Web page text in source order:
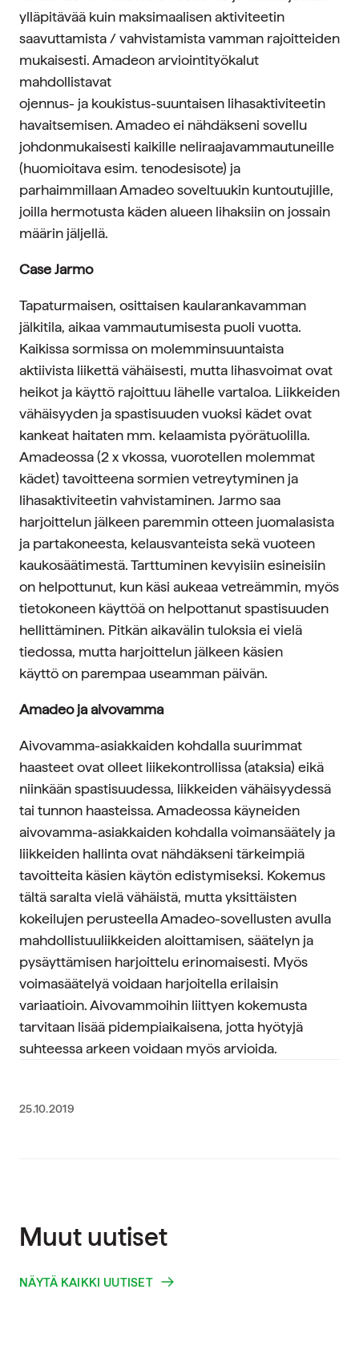
ylläpitävää kuin maksimaalisen aktiviteetin
saavuttamista / vahvistamista vamman rajoitteiden
mukaisesti. Amadeon arviointityökalut
mahdollistavat
ojennus- ja koukistus-suuntaisen lihasaktiviteetin
havaitsemisen. Amadeo ei nähdäkseni sovellu
johdonmukaisesti kaikille neliraajavammautuneille
(huomioitava esim. tenodesisote) ja
parhaimmillaan Amadeo soveltuukin kuntoutujille,
joilla hermotusta käden alueen lihaksiin on jossain
määrin jäljellä.
Case Jarmo
Tapaturmaisen, osittaisen kaularankavamman
jälkitila, aikaa vammautumisesta puoli vuotta.
Kaikissa sormissa on molemminsuuntaista
aktiivista liikettä vähäisesti, mutta lihasvoimat ovat
heikot ja käyttö rajoittuu lähelle vartaloa. Liikkeiden
vähäisyyden ja spastisuuden vuoksi kädet ovat
kankeat haitaten mm. kelaamista pyörätuolilla.
Amadeossa (2 x vkossa, vuorotellen molemmat
kädet) tavoitteena sormien vetreytyminen ja
lihasaktiviteetin vahvistaminen. Jarmo saa
harjoittelun jälkeen paremmin otteen juomalasista
ja partakoneesta, kelausvanteista sekä vuoteen
kaukosäätimestä. Tarttuminen kevyisiin esineisiin
on helpottunut, kun käsi aukeaa vetreämmin, myös
tietokoneen käyttöä on helpottanut spastisuuden
hellittäminen. Pitkän aikavälin tuloksia ei vielä
tiedossa, mutta harjoittelun jälkeen käsien
käyttö on parempaa useamman päivän.
Amadeo ja aivovamma
Aivovamma-asiakkaiden kohdalla suurimmat
haasteet ovat olleet liikekontrollissa (ataksia) eikä
niinkään spastisuudessa, liikkeiden vähäisyydessä
tai tunnon haasteissa. Amadeossa käyneiden
aivovamma-asiakkaiden kohdalla voimansäätely ja
liikkeiden hallinta ovat nähdäkseni tärkeimpiä
tavoitteita käsien käytön edistymiseksi. Kokemus
tältä saralta vielä vähäistä, mutta yksittäisten
kokeilujen perusteella Amadeo-sovellusten avulla
mahdollistuuliikkeiden aloittamisen, säätelyn ja
pysäyttämisen harjoittelu erinomaisesti. Myös
voimasäätelyä voidaan harjoitella erilaisin
variaatioin. Aivovammoihin liittyen kokemusta
tarvitaan lisää pidempiaikaisena, jotta hyötyjä
suhteessa arkeen voidaan myös arvioida.
25.10.2019
Muut uutiset
NÄYTÄ KAIKKI UUTISET